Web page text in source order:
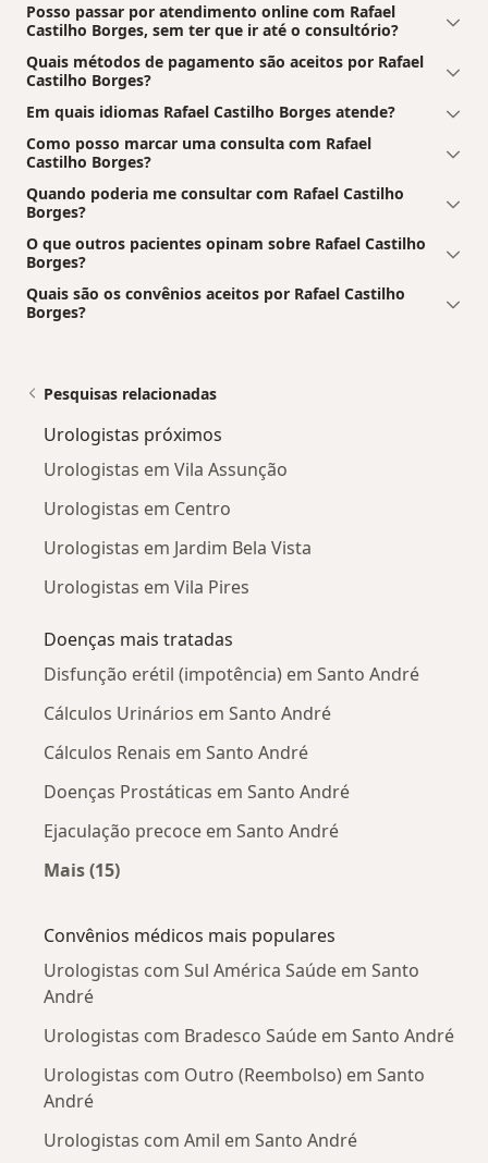
Posso passar por atendimento online com Rafael
Castilho Borges, sem ter que ir até o consultório?
Quais métodos de pagamento são aceitos por Rafael
Castilho Borges?
Em quais idiomas Rafael Castilho Borges atende?
Como posso marcar uma consulta com Rafael
Castilho Borges?
Quando poderia me consultar com Rafael Castilho
Borges?
O que outros pacientes opinam sobre Rafael Castilho
Borges?
Quais são os convênios aceitos por Rafael Castilho
Borges?
Pesquisas relacionadas
Urologistas próximos
Urologistas em Vila Assunção
Urologistas em Centro
Urologistas em Jardim Bela Vista
Urologistas em Vila Pires
Doenças mais tratadas
Disfunção erétil (impotência) em Santo André
Cálculos Urinários em Santo André
Cálculos Renais em Santo André
Doenças Prostáticas em Santo André
Ejaculação precoce em Santo André
Mais (15)
Convênios médicos mais populares
Urologistas com Sul América Saúde em Santo
André
Urologistas com Bradesco Saúde em Santo André
Urologistas com Outro (Reembolso) em Santo
André
Urologistas com Amil em Santo André